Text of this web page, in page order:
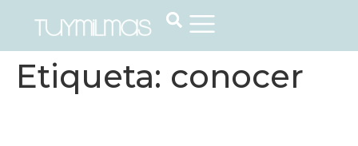
Etiqueta: conocer